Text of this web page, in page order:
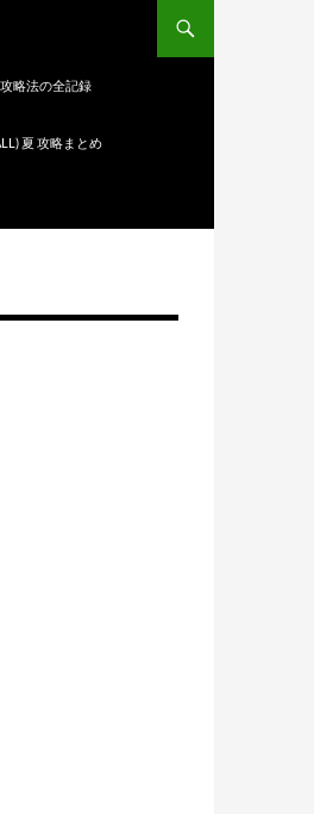
攻略法の全記録
夏 攻略まとめ